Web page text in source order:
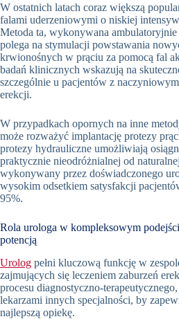
W ostatnich latach coraz większą
falami uderzeniowymi o niskiej
Metoda ta, wykonywana ambulatoryjnie
polega na stymulacji powstawania
krwionośnych w prąciu za pomocą fal
badań klinicznych wskazują na
szczególnie u pacjentów z
erekcji.
W przypadkach opornych na inne
może rozważyć implantację protezy
protezy hydrauliczne umożliwiają
praktycznie nieodróżnialnej od
wykonywany przez doświadczonego
wysokim odsetkiem satysfakcji
95%.
Rola urologa w kompleksowym
potencją
Urolog pełni kluczową funkcję w
zajmujących się leczeniem zaburzeń
procesu diagnostyczno-
lekarzami innych specjalności, by
najlepszą opiekę.